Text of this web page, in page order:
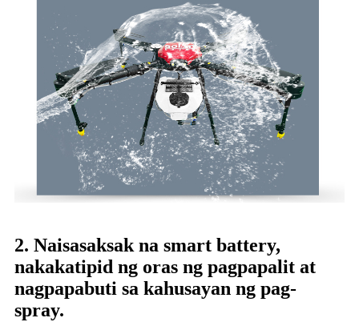
2. Naisasaksak na smart battery,
nakakatipid ng oras ng pagpapalit at
nagpapabuti sa kahusayan ng pag-
spray.